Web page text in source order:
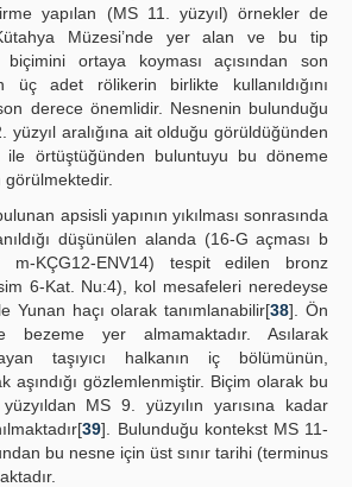
yapılan (MS 11. yüzyıl) örnekler de
Müzesi’nde yer alan ve bu tip
biçimini ortaya koyması açısından son
adet rölikerin birlikte kullanıldığını
derece önemlidir. Nesnenin bulunduğu
yüzyıl aralığına ait olduğu görüldüğünden
örtüştüğünden buluntuyu bu döneme
apsisli yapının yıkılması sonrasında
düşünülen alanda (16-G açması b
KÇG12-ENV14) tespit edilen bronz
6-Kat. Nu:4), kol mesafeleri neredeyse
Yunan haçı olarak tanımlanabilir[38]. Ön
bezeme yer almamaktadır. Asılarak
taşıyıcı halkanın iç bölümünün,
aşındığı gözlemlenmiştir. Biçim olarak bu
MS 9. yüzyılın yarısına kadar
39]. Bulunduğu kontekst MS 11-
bu nesne için üst sınır tarihi (terminus